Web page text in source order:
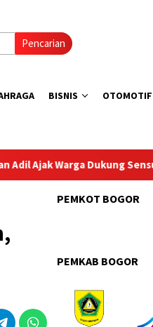
Pencarian
BISNIS OTOMOTIF
Sensus Ekonomi 2026
PEMKOT BOGOR
PEMKAB BOGOR